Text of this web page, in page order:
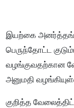
இயற்கை
பெருந்தோட்ட
வழங்குவதற்கான
அனுமதி
குறித்த